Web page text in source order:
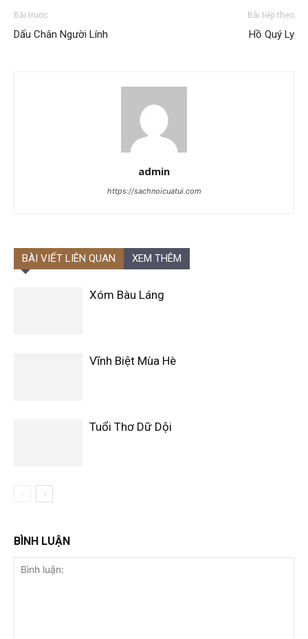
Bài trước
Dấu Chân Người Lính
Bài tiếp theo
Hồ Quý Ly
admin
https://sachnoicuatui.com
BÀI VIẾT LIÊN QUAN XEM THÊM
Xóm Bàu Láng
Vĩnh Biệt Mùa Hè
Tuổi Thơ Dữ Dội
BÌNH LUẬN